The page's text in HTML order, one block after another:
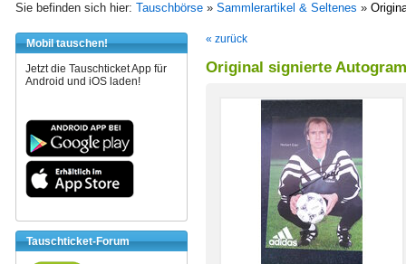
Sie befinden sich hier: Tauschbörse » Sammlerartikel & Seltenes »
Mobil tauschen!
Jetzt die Tauschticket App für
Android und iOS laden!
Tauschticket-Forum
« zurück
Original signierte